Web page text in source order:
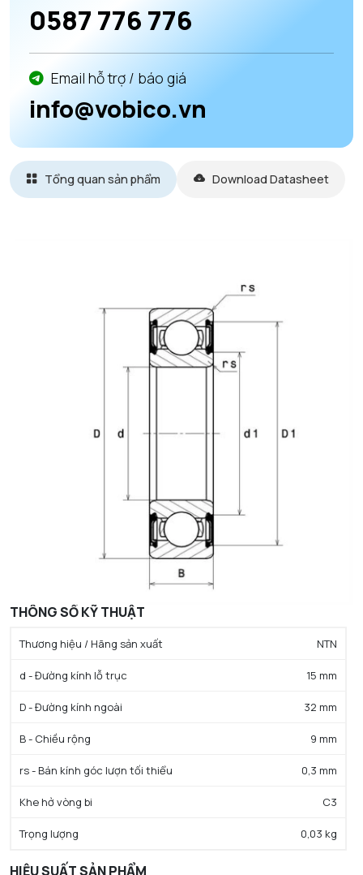
0587 776 776
Email hỗ trợ / báo giá
info@vobico.vn
Tổng quan sản phẩm Download Datasheet
THÔNG SỐ KỸ THUẬT
Thương hiệu / Hãng sản xuất NTN
d - Đường kính lỗ trục 15 mm
D - Đường kính ngoài 32 mm
B - Chiều rộng 9 mm
rs - Bán kính góc lượn tối thiểu 0,3 mm
Khe hở vòng bi C3
Trọng lượng 0,03 kg
HIỆU SUẤT SẢN PHẨM